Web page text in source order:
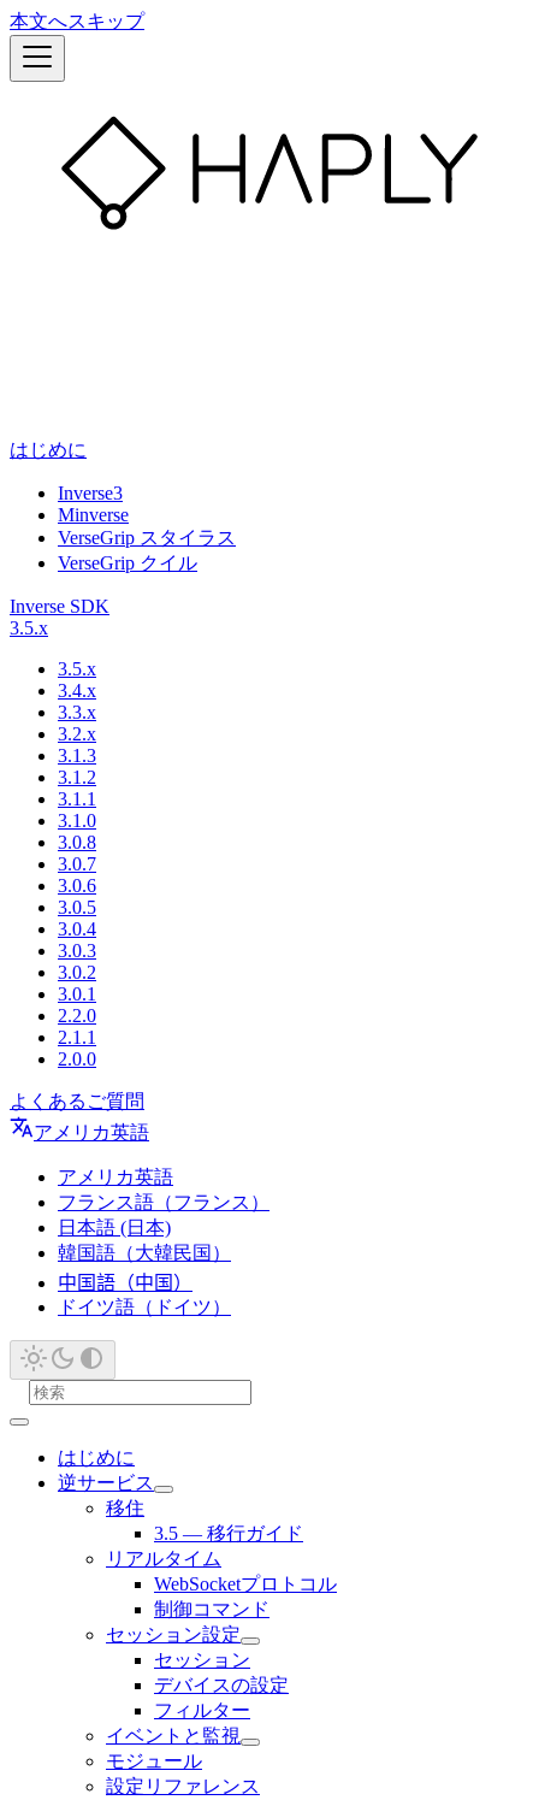
本文へスキップ
はじめに
Inverse3
Minverse
VerseGrip スタイラス
VerseGrip クイル
Inverse SDK
3.5.x
3.5.x
3.4.x
3.3.x
3.2.x
3.1.3
3.1.2
3.1.1
3.1.0
3.0.8
3.0.7
3.0.6
3.0.5
3.0.4
3.0.3
3.0.2
3.0.1
2.2.0
2.1.1
2.0.0
よくあるご質問
アメリカ英語
アメリカ英語
フランス語（フランス）
日本語 (日本)
韓国語（大韓民国）
中国語（中国）
ドイツ語（ドイツ）
はじめに
逆サービス
移住
3.5 — 移行ガイド
リアルタイム
WebSocketプロトコル
制御コマンド
セッション設定
セッション
デバイスの設定
フィルター
イベントと監視
モジュール
設定リファレンス